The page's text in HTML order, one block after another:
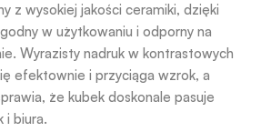
z wysokiej jakości ceramiki, dzięki
w użytkowaniu i odporny na
Wyrazisty nadruk w kontrastowych
efektownie i przyciąga wzrok, a
że kubek doskonale pasuje
i biura.